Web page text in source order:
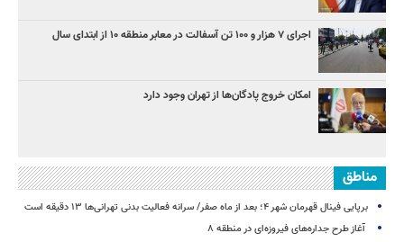
اجرای ۷ هزار و ۱۰۰ تن آسفالت در معابر منطقه ۱۰ از ابتدای سال
امکان خروج پادگان‌ها از تهران وجود دارد
مناطق
برپایی فینال قهرمان شهر ۴؛ بعد از ماه صفر/ سرانه فعالیت بدنی تهرانی‌ها ۱۳ دقیقه است
آغاز طرح جداره‌های فیروزه‌ای در منطقه ۸